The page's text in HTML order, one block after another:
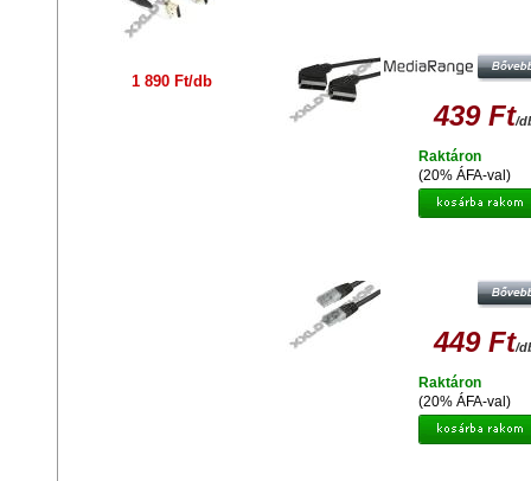
1 890 Ft/db
439 Ft/
(20% ÁFA-val)
Raktáron
449 Ft/
(20% ÁFA-val)
Raktáron